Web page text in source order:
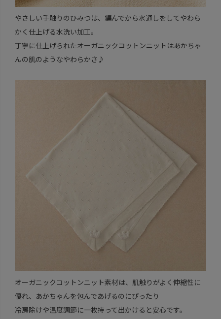
やさしい手触りのひみつは、編んでから水通しをしてやわら
かく仕上げる水洗い加工。
丁寧に仕上げられたオーガニックコットンニットはあかちゃ
んの肌のようなやわらかさ♪
オーガニックコットンニット素材は、肌触りがよく伸縮性に
優れ、あかちゃんを包んであげるのにぴったり
冷房除けや温度調節に一枚持って出かけると安心です。